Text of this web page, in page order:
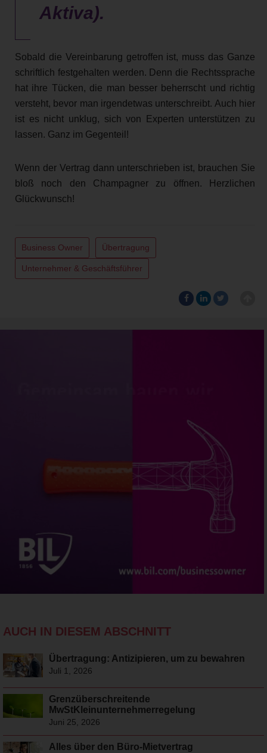
Aktiva).
Sobald die Vereinbarung getroffen ist, muss das Ganze
schriftlich festgehalten werden. Denn die Rechtssprache
hat ihre Tücken, die man besser beherrscht und richtig
versteht, bevor man irgendetwas unterschreibt. Auch hier
ist es nicht unklug, sich von Experten unterstützen zu
lassen. Ganz im Gegenteil!
Wenn der Vertrag dann unterschrieben ist, brauchen Sie
bloß noch den Champagner zu öffnen. Herzlichen
Glückwunsch!
Business Owner Übertragung
Unternehmer & Geschäftsführer
AUCH IN DIESEM ABSCHNITT
Übertragung: Antizipieren, um zu bewahren
Juli 1, 2026
Grenzüberschreitende
MwStKleinunternehmerregelung
Juni 25, 2026
Alles über den Büro-Mietvertrag